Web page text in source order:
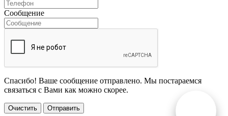
Сообщение
Спасибо! Ваше сообщение отправлено. Мы постараемся
связаться с Вами как можно скорее.
Очистить Отправить